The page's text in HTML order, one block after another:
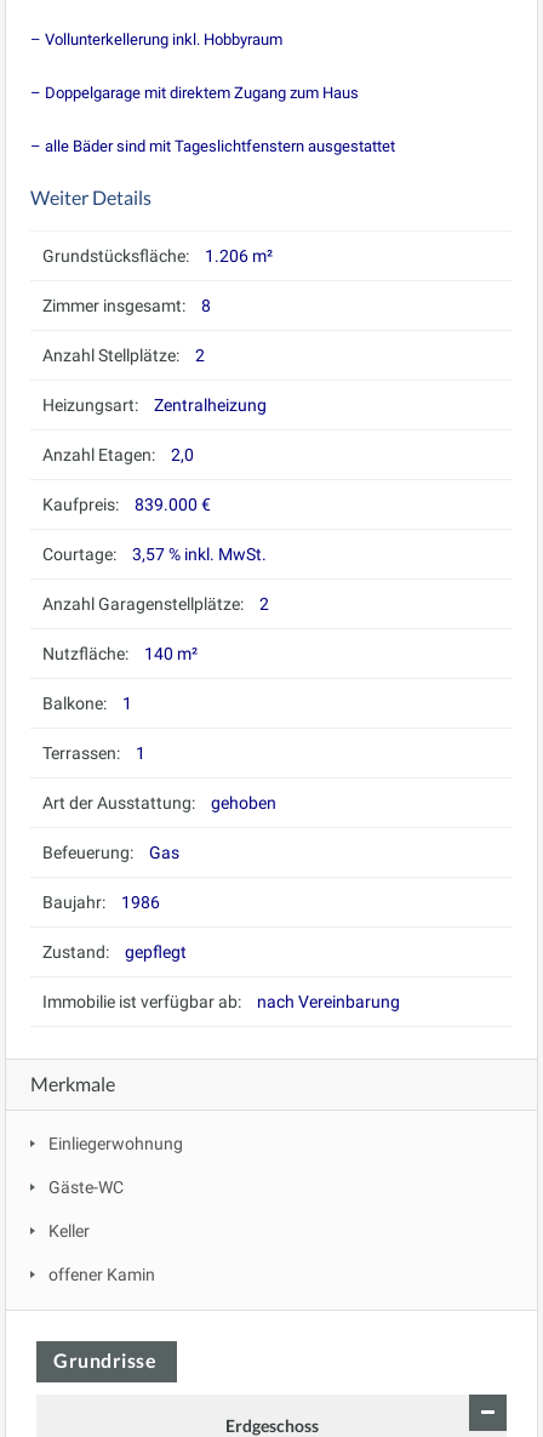
– Vollunterkellerung inkl. Hobbyraum
– Doppelgarage mit direktem Zugang zum Haus
– alle Bäder sind mit Tageslichtfenstern ausgestattet
Weiter Details
Grundstücksfläche: 1.206 m²
Zimmer insgesamt: 8
Anzahl Stellplätze: 2
Heizungsart: Zentralheizung
Anzahl Etagen: 2,0
Kaufpreis: 839.000 €
Courtage: 3,57 % inkl. MwSt.
Anzahl Garagenstellplätze: 2
Nutzfläche: 140 m²
Balkone: 1
Terrassen: 1
Art der Ausstattung: gehoben
Befeuerung: Gas
Baujahr: 1986
Zustand: gepflegt
Immobilie ist verfügbar ab: nach Vereinbarung
Merkmale
Einliegerwohnung
Gäste-WC
Keller
offener Kamin
Grundrisse
Erdgeschoss